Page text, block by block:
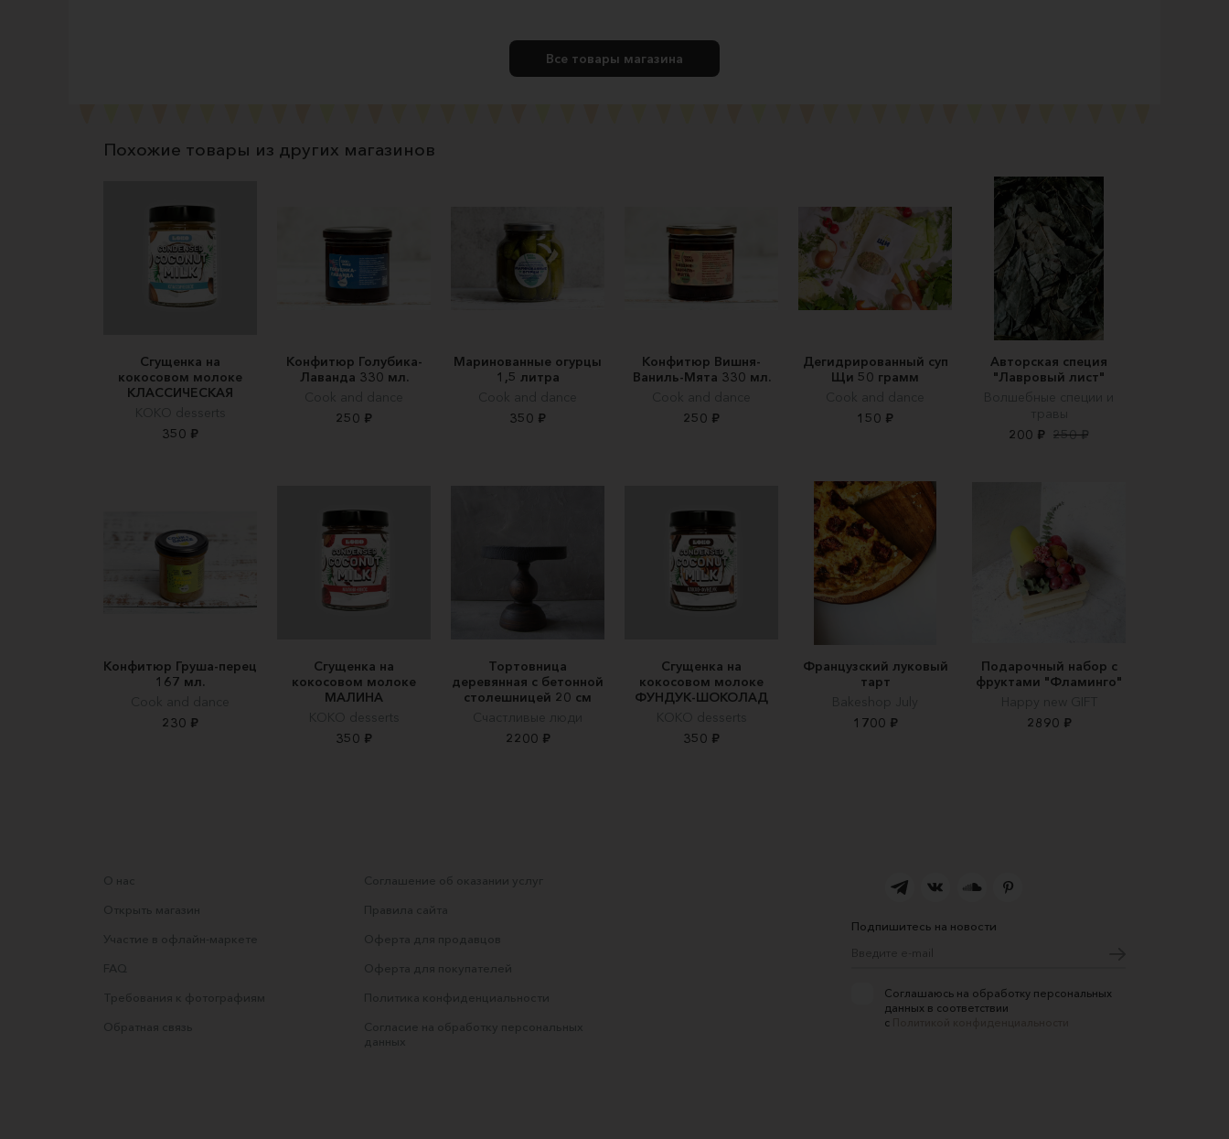
Все товары магазина
Похожие товары из других магазинов
Сгущенка на
кокосовом молоке
КЛАССИЧЕСКАЯ
KOKO desserts
350 ₽
Конфитюр Голубика-
Лаванда 330 мл.
Cook and dance
250 ₽
Маринованные огурцы
1,5 литра
Cook and dance
350 ₽
Конфитюр Вишня-
Ваниль-Мята 330 мл.
Cook and dance
250 ₽
Дегидрированный суп
Щи 50 грамм
Cook and dance
150 ₽
Авторская специя
"Лавровый лист"
Волшебные специи и
травы
200 ₽ 250 ₽
Конфитюр Груша-перец
167 мл.
Cook and dance
230 ₽
Сгущенка на
кокосовом молоке
МАЛИНА
KOKO desserts
350 ₽
Тортовница
деревянная с бетонной
столешницей 20 см
Счастливые люди
2200 ₽
Сгущенка на
кокосовом молоке
ФУНДУК-ШОКОЛАД
KOKO desserts
350 ₽
Французский луковый
тарт
Вakeshop July
1700 ₽
Подарочный набор с
фруктами "Фламинго"
Happy new GIFT
2890 ₽
О нас
Открыть магазин
Участие в офлайн-маркете
FAQ
Требования к фотографиям
Обратная связь
Соглашение об оказании услуг
Правила сайта
Оферта для продавцов
Оферта для покупателей
Политика конфиденциальности
Согласие на обработку персональных
данных
Подпишитесь на новости
Соглашаюсь на обработку персональных
данных в соответствии
с